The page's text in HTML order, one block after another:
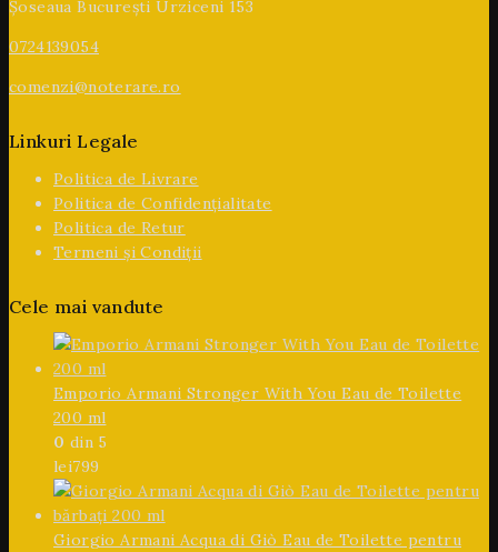
Șoseaua București Urziceni 153
0724139054
comenzi@noterare.ro
Linkuri Legale
Politica de Livrare
Politica de Confidențialitate
Politica de Retur
Termeni și Condiții
Cele mai vandute
Emporio Armani Stronger With You Eau de Toilette
200 ml
0 din 5
lei799
Giorgio Armani Acqua di Giò Eau de Toilette pentru